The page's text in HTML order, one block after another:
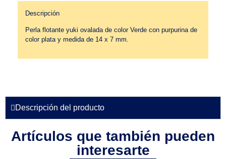
Descripción
Perla flotante yuki ovalada de color Verde con purpurina de
color plata y medida de 14 x 7 mm.
Descripción del producto
Artículos que también pueden
interesarte